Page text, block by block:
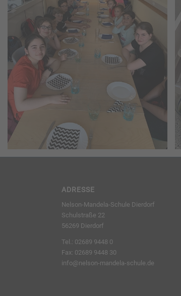
ADRESSE
Nelson-Mandela-Schule Dierdorf
Schulstraße 22
56269 Dierdorf
Tel.: 02689 9448 0
Fax: 02689 9448 30
info@nelson-mandela-schule.de